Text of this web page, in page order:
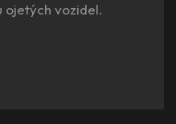
ojetých vozidel.